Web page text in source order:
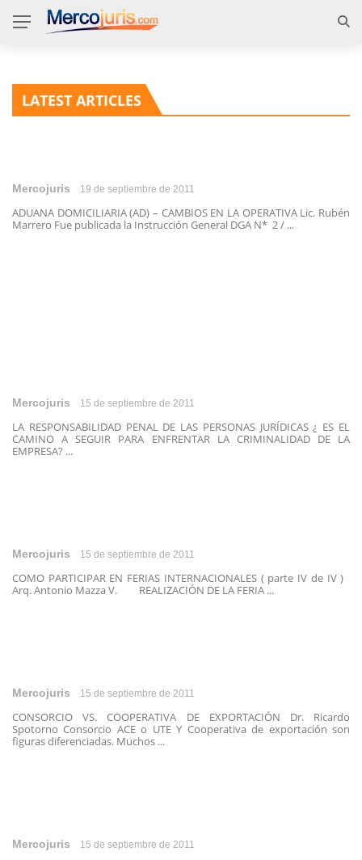
LATEST ARTICLES
Mercojuris 19 de septiembre de 2011
ADUANA DOMICILIARIA (AD) – CAMBIOS EN LA OPERATIVA Lic. Rubén
Marrero Fue publicada la Instrucción General DGA N* 2 / ...
Mercojuris 15 de septiembre de 2011
LA RESPONSABILIDAD PENAL DE LAS PERSONAS JURÍDICAS ¿ ES EL
CAMINO A SEGUIR PARA ENFRENTAR LA CRIMINALIDAD DE LA
EMPRESA? ...
Mercojuris 15 de septiembre de 2011
COMO PARTICIPAR EN FERIAS INTERNACIONALES ( parte IV de IV )
Arq. Antonio Mazza V. REALIZACIÓN DE LA FERIA ...
Mercojuris 15 de septiembre de 2011
CONSORCIO VS. COOPERATIVA DE EXPORTACIÓN Dr. Ricardo
Spotorno Consorcio ACE o UTE Y Cooperativa de exportación son
figuras diferenciadas. Muchos ...
Mercojuris 15 de septiembre de 2011